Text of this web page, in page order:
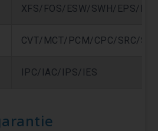
XFS/FOS/ESW/SWH/EPS/
CVT/MCT/PCM/CPC/SRC/
IPC/IAC/IPS/IES